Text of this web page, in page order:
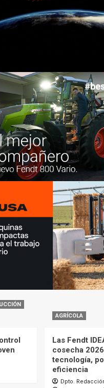
AGRÍCOLA
Las Fendt
cosecha
tecnología,
eficiencia
Dpto.